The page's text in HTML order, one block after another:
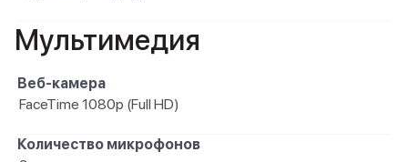
Мультимедия
Веб-камера
FaceTime 1080p (Full HD)
Количество микрофонов